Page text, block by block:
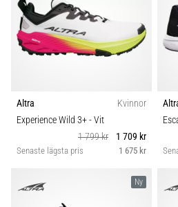
Altra
Kvinnor
Experience Wild 3+- Vit
1 799 kr
1 709 kr
Senaste lägsta pris 1 675 kr
Ny